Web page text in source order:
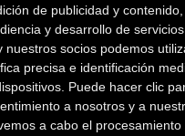
de publicidad y contenido,
y desarrollo de
nuestros socios podemos
precisa e identificación
Puede hacer clic
a nosotros y a
a cabo el
recorrido de la Garmin
el 28 de abril y el 3
6 etapas en las que
total de 640km y un
en un entorno donde